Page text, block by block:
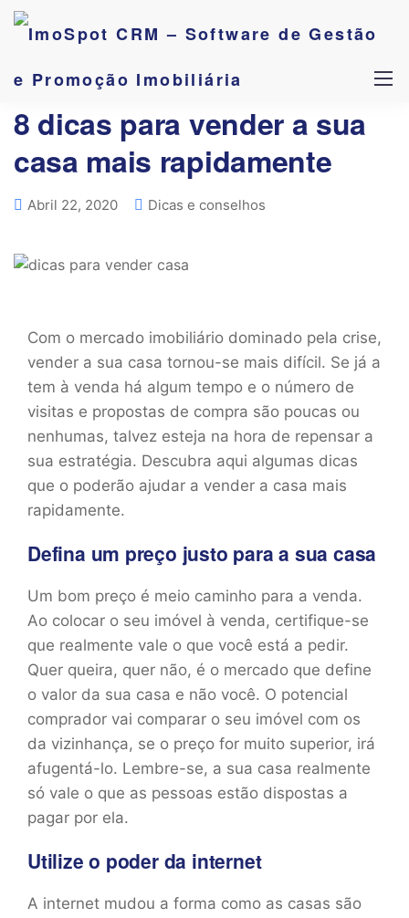
8 dicas para vender a sua
casa mais rapidamente
Abril 22, 2020 Dicas e conselhos
Com o mercado imobiliário dominado pela crise,
vender a sua casa tornou-se mais difícil. Se já a
tem à venda há algum tempo e o número de
visitas e propostas de compra são poucas ou
nenhumas, talvez esteja na hora de repensar a
sua estratégia. Descubra aqui algumas dicas
que o poderão ajudar a vender a casa mais
rapidamente.
Defina um preço justo para a sua casa
Um bom preço é meio caminho para a venda.
Ao colocar o seu imóvel à venda, certifique-se
que realmente vale o que você está a pedir.
Quer queira, quer não, é o mercado que define
o valor da sua casa e não você. O potencial
comprador vai comparar o seu imóvel com os
da vizinhança, se o preço for muito superior, irá
afugentá-lo. Lembre-se, a sua casa realmente
só vale o que as pessoas estão dispostas a
pagar por ela.
Utilize o poder da internet
A internet mudou a forma como as casas são